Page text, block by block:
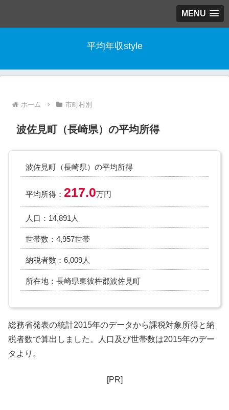
MENU
平均年収style
ホーム 市町村別
波佐見町（長崎県）の平均所得
波佐見町（長崎県）の平均所得
平均所得： 217.0万円
人口：14,891人
世帯数：4,957世帯
納税者数：6,009人
所在地：長崎県東彼杵郡波佐見町
総務省発表の統計2015年のデータから課税対象所得と納
税者数で算出しました。人口及び世帯数は2015年のデー
タより。
[PR]